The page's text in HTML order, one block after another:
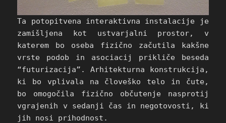
Ta potopitvena interaktivna instalacije je
zamišljena kot ustvarjalni prostor, v
katerem bo oseba fizično začutila kakšne
vrste podob in asociacij prikliče beseda
“futurizacija”. Arhitekturna konstrukcija,
ki bo vplivala na človeško telo in čute,
bo omogočila fizično občutenje nasprotij
vgrajenih v sedanji čas in negotovosti, ki
jih nosi prihodnost.